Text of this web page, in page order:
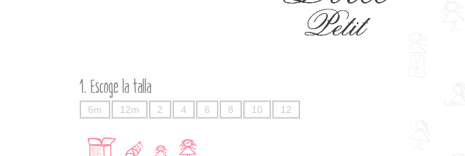
Escoge la talla
6m 12m 2 4 6 8 10 12